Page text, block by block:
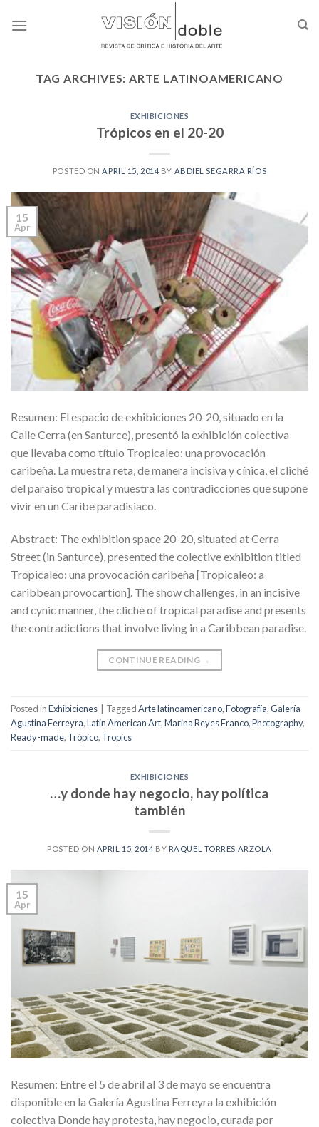
TAG ARCHIVES:ARTE LATINOAMERICANO
EXHIBICIONES
Trópicos en el 20-20
POSTED ON APRIL 15, 2014 BY ABDIEL SEGARRA RÍOS
15
Apr
Resumen: El espacio de exhibiciones 20-20, situado en la
Calle Cerra (en Santurce), presentó la exhibición colectiva
que llevaba como título Tropicaleo: una provocación
caribeña. La muestra reta, de manera incisiva y cínica, el cliché
del paraíso tropical y muestra las contradicciones que supone
vivir en un Caribe paradisiaco.
Abstract: The exhibition space 20-20, situated at Cerra
Street (in Santurce), presented the colective exhibition titled
Tropicaleo: una provocación caribeña [Tropicaleo: a
caribbean provocartion]. The show challenges, in an incisive
and cynic manner, the clichè of tropical paradise and presents
the contradictions that involve living in a Caribbean paradise.
CONTINUE READING →
Posted inExhibiciones TaggedArte latinoamericano,Fotografía,Galería
Agustina Ferreyra,Latin American Art,Marina Reyes Franco,Photography,
Ready-made, Trópico, Tropics
EXHIBICIONES
…y donde hay negocio, hay política
también
POSTED ON APRIL 15, 2014 BY RAQUEL TORRES ARZOLA
15
Apr
Resumen: Entre el 5 de abril al 3 de mayo se encuentra
disponible en la Galería Agustina Ferreyra la exhibición
colectiva Donde hay protesta, hay negocio, curada por